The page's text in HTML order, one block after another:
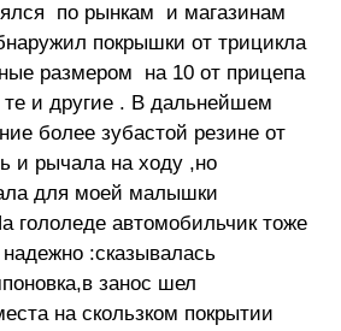
по рынкам и магазинам
покрышки от трицикла
размером на 10 от прицепа
и другие . В дальнейшем
более зубастой резине от
и рычала на ходу ,но
для моей малышки
гололеде автомобильчик тоже
:сказывалась
занос шел
на скользком покрытии